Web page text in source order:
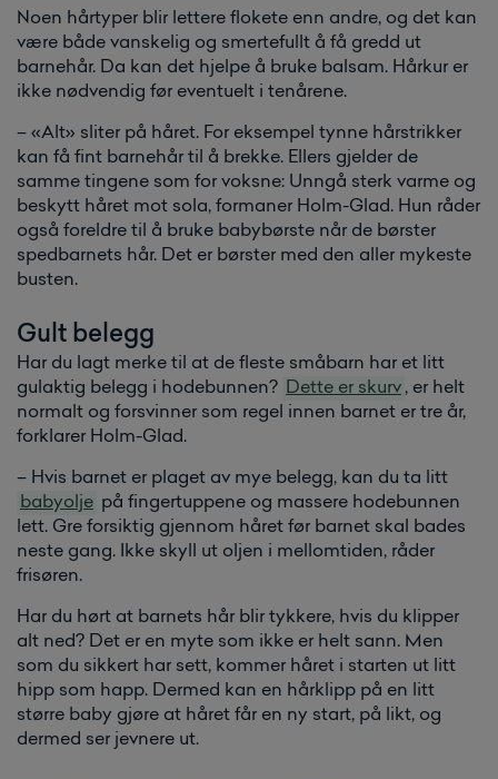
Noen hårtyper blir lettere flokete enn andre, og det kan
være både vanskelig og smertefullt å få gredd ut
barnehår. Da kan det hjelpe å bruke balsam. Hårkur er
ikke nødvendig før eventuelt i tenårene.
– «Alt» sliter på håret. For eksempel tynne hårstrikker
kan få fint barnehår til å brekke. Ellers gjelder de
samme tingene som for voksne: Unngå sterk varme og
beskytt håret mot sola, formaner Holm-Glad. Hun råder
også foreldre til å bruke babybørste når de børster
spedbarnets hår. Det er børster med den aller mykeste
busten.
Gult belegg
Har du lagt merke til at de fleste småbarn har et litt
gulaktig belegg i hodebunnen?
Dette er skurv , er helt
normalt og forsvinner som regel innen barnet er tre år,
forklarer Holm-Glad.
– Hvis barnet er plaget av mye belegg, kan du ta litt
babyolje på fingertuppene og massere hodebunnen
lett. Gre forsiktig gjennom håret før barnet skal bades
neste gang. Ikke skyll ut oljen i mellomtiden, råder
frisøren.
Har du hørt at barnets hår blir tykkere, hvis du klipper
alt ned? Det er en myte som ikke er helt sann. Men
som du sikkert har sett, kommer håret i starten ut litt
hipp som happ. Dermed kan en hårklipp på en litt
større baby gjøre at håret får en ny start, på likt, og
dermed ser jevnere ut.